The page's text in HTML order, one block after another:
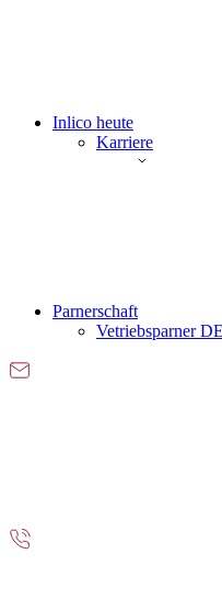
Inlico heute
Karriere
Parnerschaft
Vetriebsparner